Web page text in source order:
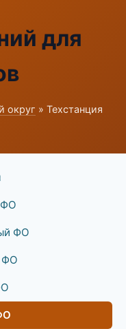
для
округ » Техстанция
ФО
ФО
ФО